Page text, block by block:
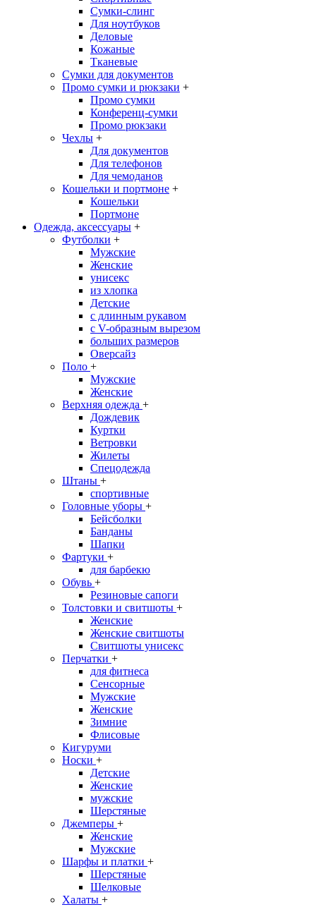
Сумки-слинг
Для ноутбуков
Деловые
Кожаные
Тканевые
Сумки для документов
Промо сумки и рюкзаки +
Промо сумки
Конференц-сумки
Промо рюкзаки
Чехлы +
Для документов
Для телефонов
Для чемоданов
Кошельки и портмоне +
Кошельки
Портмоне
Одежда, аксессуары +
Футболки +
Мужские
Женские
унисекс
из хлопка
Детские
с длинным рукавом
с V-образным вырезом
больших размеров
Оверсайз
Поло +
Мужские
Женские
Верхняя одежда +
Дождевик
Куртки
Ветровки
Жилеты
Спецодежда
Штаны +
спортивные
Головные уборы +
Бейсболки
Банданы
Шапки
Фартуки +
для барбекю
Обувь +
Резиновые сапоги
Толстовки и свитшоты +
Женские
Женские свитшоты
Свитшоты унисекс
Перчатки +
для фитнеса
Сенсорные
Мужские
Женские
Зимние
Флисовые
Кигуруми
Носки +
Детские
Женские
мужские
Шерстяные
Джемперы +
Женские
Мужские
Шарфы и платки +
Шерстяные
Шелковые
Халаты +